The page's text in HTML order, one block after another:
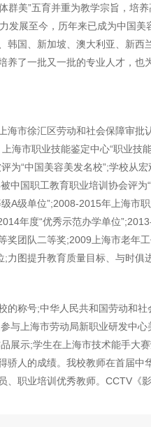
群美”五育并重为教学宗旨，培
发展至今，历年来已成为中国
韩国、新加坡、澳大利亚、新
养了一批又一批的专业人才，
海市徐汇区劳动和社会保障审
海市职业技能鉴定中心“职业技
为“中国美容美发名校”;学校从
中国职工教育职业培训协会评
A级单位”;2008-2015年上海市
年度“优秀示范办学单位
奖团队二等奖;2009上海市老年
力图提升教育质量目标、与时俱
的称号;中华人民共和国劳动和
与上海市劳动局新职业研发中
展示;学生在上海市技术能手大
骄人的成绩。我校教师在首届
、职业培训优秀教师。CCTV《